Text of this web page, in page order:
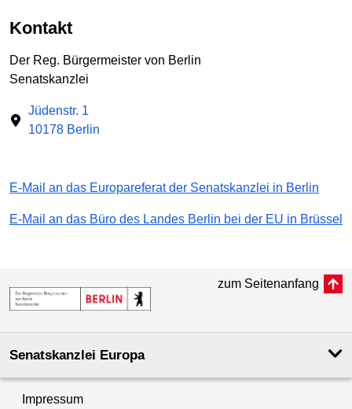
Kontakt
Der Reg. Bürgermeister von Berlin
Senatskanzlei
Jüdenstr. 1
10178 Berlin
E-Mail an das Europareferat der Senatskanzlei in Berlin
E-Mail an das Büro des Landes Berlin bei der EU in Brüssel
zum Seitenanfang
Senatskanzlei Europa
Impressum